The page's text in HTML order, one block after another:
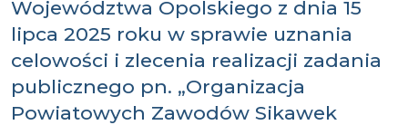
Województwa Opolskiego z dnia 15
lipca 2025 roku w sprawie uznania
celowości i zlecenia realizacji zadania
publicznego pn. „Organizacja
Powiatowych Zawodów Sikawek